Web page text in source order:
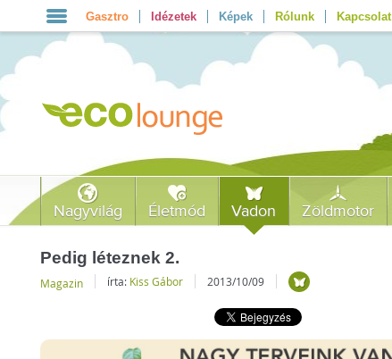
Gasztro Idézetek Képek Rólunk Kapcsolat
Nagyvilág Életmód Vadon Zöldmotor
Pedig léteznek 2.
Magazin írta: Kiss Gábor 2013/10/09